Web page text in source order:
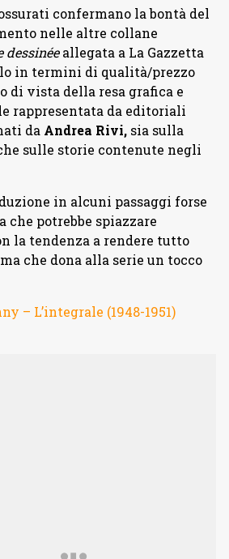
confermano la bontà del
nelle altre collane
dessinéeallegata a La Gazzetta
in termini di qualità/prezzo
di vista della resa grafica e
rappresentata da editoriali
da Andrea Rivi, sia sulla
sulle storie contenute negli
in alcuni passaggi forse
potrebbe spiazzare
la tendenza a rendere tutto
che dona alla serie un tocco
– L’integrale (1948-1951)